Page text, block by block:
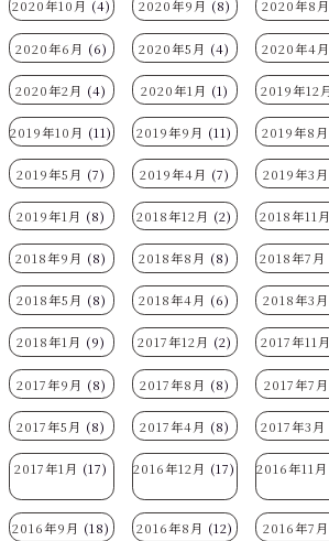
2020年10月 (4) 2020年9月 (8) 2020年8月
2020年6月 (6) 2020年5月 (4) 2020年4月
2020年2月 (4) 2020年1月 (1) 2019年12
2019年10月 (11) 2019年9月 (11) 2019年8月
2019年5月 (7) 2019年4月 (7) 2019年3月
2019年1月 (8) 2018年12月 (2) 2018年11月
2018年9月 (8) 2018年8月 (8) 2018年7月
2018年5月 (8) 2018年4月 (6) 2018年3月
2018年1月 (9) 2017年12月 (2) 2017年11月
2017年9月 (8) 2017年8月 (8) 2017年7月
2017年5月 (8) 2017年4月 (8) 2017年3月
2017年1月 (17) 2016年12月 (17) 2016年11月
2016年9月 (18) 2016年8月 (12) 2016年7月